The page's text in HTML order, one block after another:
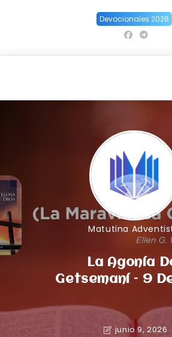
Devocionales 2026
Matutina
La Agonía
Getsemaní – 9
junio 9, 2026